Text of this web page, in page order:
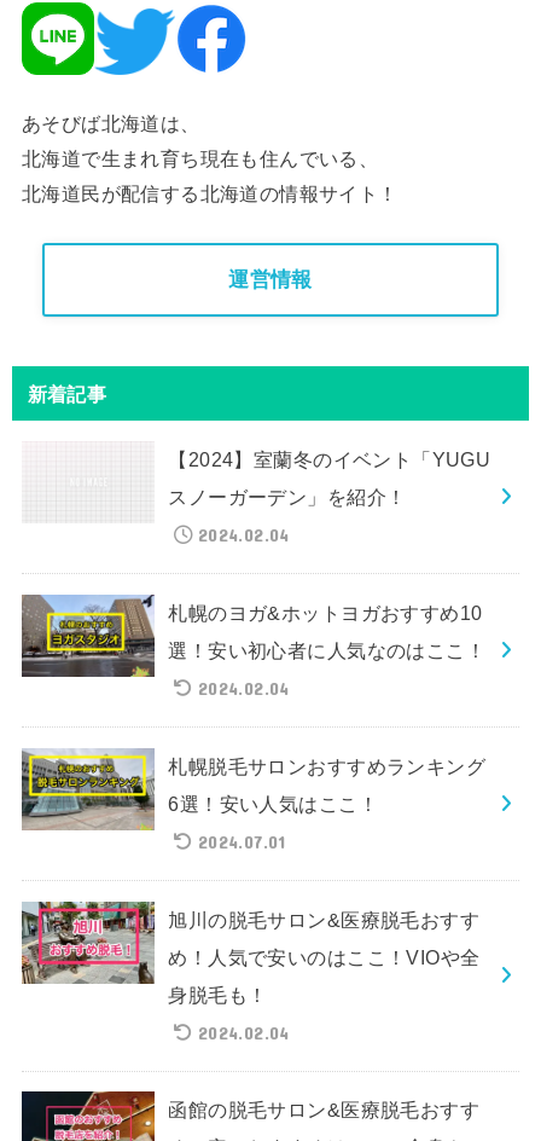
あそびば北海道は、
北海道で生まれ育ち現在も住んでいる、
北海道民が配信する北海道の情報サイト！
運営情報
新着記事
【2024】室蘭冬のイベント「YUGU
スノーガーデン」を紹介！
2024.02.04
札幌のヨガ&ホットヨガおすすめ10
選！安い初心者に人気なのはここ！
2024.02.04
札幌脱毛サロンおすすめランキング
6選！安い人気はここ！
2024.07.01
旭川の脱毛サロン&医療脱毛おすす
め！人気で安いのはここ！VIOや全
身脱毛も！
2024.02.04
函館の脱毛サロン&医療脱毛おすす